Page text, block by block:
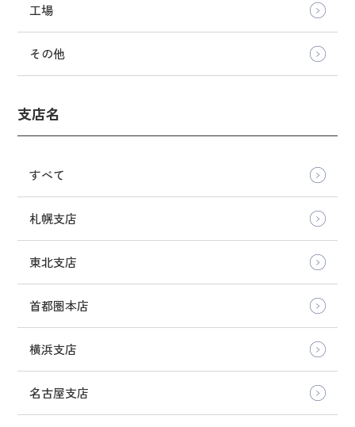
工場
その他
支店名
すべて
札幌支店
東北支店
首都圏本店
横浜支店
名古屋支店